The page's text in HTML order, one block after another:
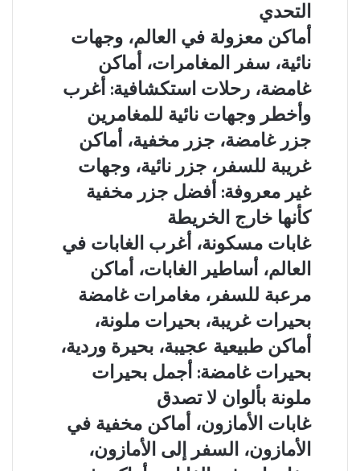
تحت
الأرض:
أسرار
مذهلة
لحضارات
قديمة
مخفية
تحت
الشمس
مغامرات
جبلية،
رحلات
المشي،
أماكن
خطيرة
للسفر:
أفضل
مغامرات
مذهلة
لعشاق
التحدي
التحدي
أماكن
معزولة
في
العالم،
وجهات
نائية،
المغامرات،
أماكن
غامضة،
رحلات
استكشافية:
أغرب
وأخطر
وجهات
للمغامرين
أماكن معزولة في العالم، وجهات
نائية، سفر المغامرات، أماكن
غامضة، رحلات استكشافية: أغرب
وأخطر وجهات نائية للمغامرين
غامضة،
جزر
مخفية،
أماكن
غريبة
للسفر،
جزر
نائية،
غير
معروفة:
أفضل
جزر
مخفية
كأنها
خارج
الخريطة
جزر غامضة، جزر مخفية، أماكن
غريبة للسفر، جزر نائية، وجهات
غير معروفة: أفضل جزر مخفية
كأنها خارج الخريطة
غابات
مسكونة،
أغرب
في
العالم،
أساطير
الغابات،
أماكن
مرعبة
للسفر،
مغامرات
غامضة
غابات مسكونة، أغرب الغابات في
العالم، أساطير الغابات، أماكن
مرعبة للسفر، مغامرات غامضة
غريبة،
بحيرات
أماكن
طبيعية
عجيبة،
بحيرة
وردية،
بحيرات
بحيرات غريبة، بحيرات ملونة،
أماكن طبيعية عجيبة، بحيرة وردية،
بحيرات غامضة: أجمل بحيرات
ملونة بألوان لا تصدق
غابات
الأمازون،
أماكن
مخفية
غابات الأمازون، أماكن مخفية في
الأمازون، السفر إلى الأمازون،